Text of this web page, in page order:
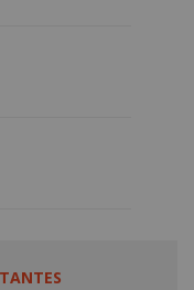
: 88 cm / 138 cm